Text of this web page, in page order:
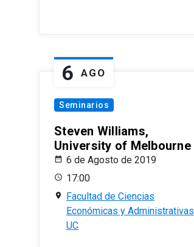
6 AGO
Seminarios
Steven Williams,
University of Melbourne
6 de Agosto de 2019
17:00
Facultad de Ciencias
Económicas y Administrativas
UC